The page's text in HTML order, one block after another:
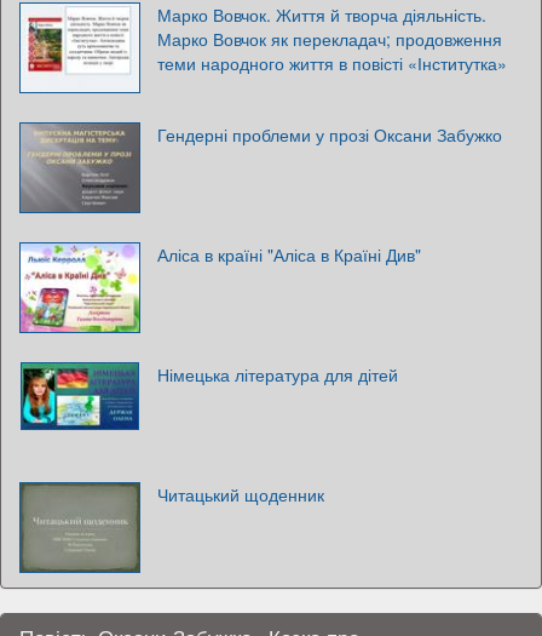
Марко Вовчок. Життя й творча діяльність.
Марко Вовчок як перекладач; продовження
теми народного життя в повісті «Інститутка»
Гендерні проблеми у прозі Оксани Забужко
Аліса в країні "Аліса в Країні Див"
Німецька література для дітей
Читацький щоденник